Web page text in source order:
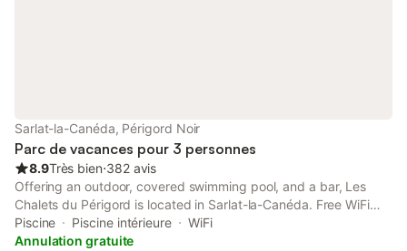
Sarlat-la-Canéda, Périgord Noir
Parc de vacances pour 3 personnes
8.9Très bien⋅382 avis
Offering an outdoor, covered swimming pool, and a bar, Les
Chalets du Périgord is located in Sarlat-la-Canéda. Free WiFi
access is available.
Piscine Piscine intérieure
WiFi
Annulation gratuite